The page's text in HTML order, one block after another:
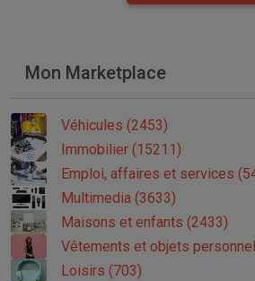
Mon Marketplace
Véhicules (2453)
Immobilier (15211)
Emploi, affaires et services
Multimedia (3633)
Maisons et enfants (2433)
Vêtements et objets
Loisirs (703)